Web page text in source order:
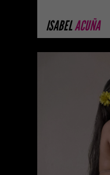
ISABELACUÑA
MELINA
nuestras
imágenes
porque
sesión ...